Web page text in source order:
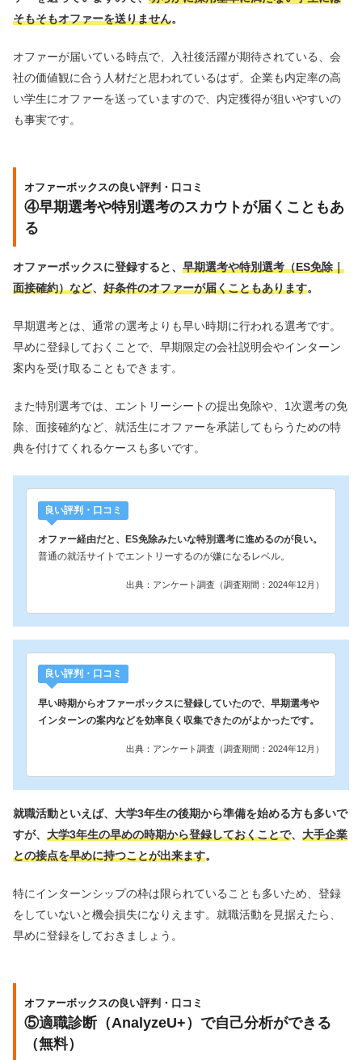
そもそもオファーを送りません。
オファーが届いている時点で、入社後活躍が期待されている、会
社の価値観に合う人材だと思われているはず。企業も内定率の高
い学生にオファーを送っていますので、内定獲得が狙いやすいの
も事実です。
オファーボックスの良い評判・口コミ
④早期選考や特別選考のスカウトが届くこともあ
る
オファーボックスに登録すると、 早期選考や特別選考（ES免除｜
面接確約）など、 好条件のオファーが届くこともあります。
早期選考とは、通常の選考よりも早い時期に行われる選考です。
早めに登録しておくことで、早期限定の会社説明会やインターン
案内を受け取ることもできます。
また特別選考では、エントリーシートの提出免除や、1次選考の免
除、面接確約など、就活生にオファーを承諾してもらうための特
典を付けてくれるケースも多いです。
良い評判・口コミ
オファー経由だと、ES免除みたいな特別選考に進めるのが良い。
普通の就活サイトでエントリーするのが嫌になるレベル。
出典：アンケート調査（調査期間：2024年12月）
良い評判・口コミ
早い時期からオファーボックスに登録していたので、早期選考や
インターンの案内などを効率良く収集できたのがよかったです。
出典：アンケート調査（調査期間：2024年12月）
就職活動といえば、大学3年生の後期から準備を始める方も多いで
すが、 大学3年生の早めの時期から登録しておくことで、 大手企業
との接点を早めに持つことが出来ます。
特にインターンシップの枠は限られていることも多いため、登録
をしていないと機会損失になりえます。就職活動を見据えたら、
早めに登録をしておきましょう。
オファーボックスの良い評判・口コミ
⑤適職診断（AnalyzeU+）で自己分析ができる
（無料）